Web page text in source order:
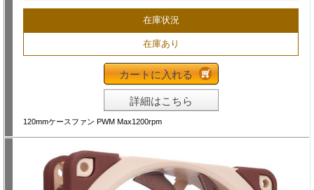
在庫状況
在庫あり
カートに入れる
詳細はこちら
120mmケースファン PWM Max1200rpm